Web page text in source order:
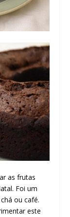
as frutas
Foi um
ou café.
este